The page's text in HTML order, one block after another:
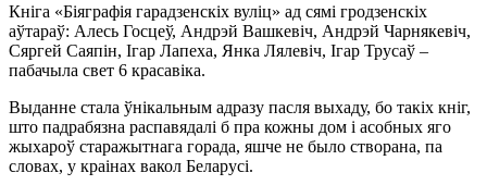
Кніга «Біяграфія гарадзенскіх вуліц» ад сямі гродзенскіх
аўтараў: Алесь Госцеў, Андрэй Вашкевіч, Андрэй Чарнякевіч,
Сяргей Саяпін, Ігар Лапеха, Янка Лялевіч, Ігар Трусаў –
пабачыла свет 6 красавіка.
Выданне стала ўнікальным адразу пасля выхаду, бо такіх кніг,
што падрабязна распавядалі б пра кожны дом і асобных яго
жыхароў старажытнага горада, яшче не было створана, па
словах, у краінах вакол Беларусі.